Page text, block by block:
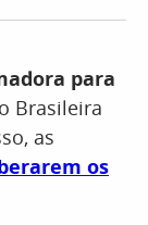
para
Brasileira
as
os